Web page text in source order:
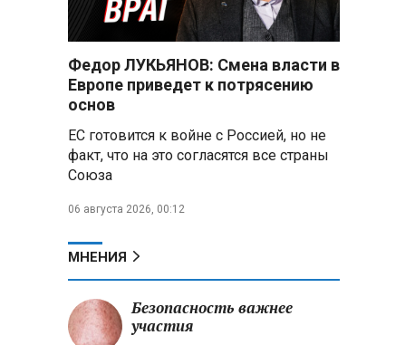
Федор ЛУКЬЯНОВ: Смена власти в
Европе приведет к потрясению
основ
ЕС готовится к войне с Россией, но не
факт, что на это согласятся все страны
Союза
06 августа 2026, 00:12
МНЕНИЯ
Безопасность важнее
участия